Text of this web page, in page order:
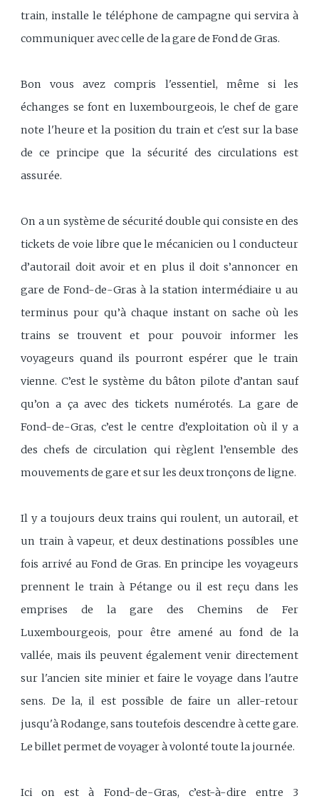
train, installe le téléphone de campagne qui servira à
communiquer avec celle de la gare de Fond de Gras.
Bon vous avez compris l'essentiel, même si les
échanges se font en luxembourgeois, le chef de gare
note l'heure et la position du train et c'est sur la base
de ce principe que la sécurité des circulations est
assurée.
On a un système de sécurité double qui consiste en des
tickets de voie libre que le mécanicien ou l conducteur
d’autorail doit avoir et en plus il doit s’annoncer en
gare de Fond-de-Gras à la station intermédiaire u au
terminus pour qu’à chaque instant on sache où les
trains se trouvent et pour pouvoir informer les
voyageurs quand ils pourront espérer que le train
vienne. C’est le système du bâton pilote d’antan sauf
qu’on a ça avec des tickets numérotés. La gare de
Fond-de-Gras, c’est le centre d’exploitation où il y a
des chefs de circulation qui règlent l’ensemble des
mouvements de gare et sur les deux tronçons de ligne.
Il y a toujours deux trains qui roulent, un autorail, et
un train à vapeur, et deux destinations possibles une
fois arrivé au Fond de Gras. En principe les voyageurs
prennent le train à Pétange ou il est reçu dans les
emprises de la gare des Chemins de Fer
Luxembourgeois, pour être amené au fond de la
vallée, mais ils peuvent également venir directement
sur l'ancien site minier et faire le voyage dans l'autre
sens. De la, il est possible de faire un aller-retour
jusqu'à Rodange, sans toutefois descendre à cette gare.
Le billet permet de voyager à volonté toute la journée.
Ici on est à Fond-de-Gras, c’est-à-dire entre 3